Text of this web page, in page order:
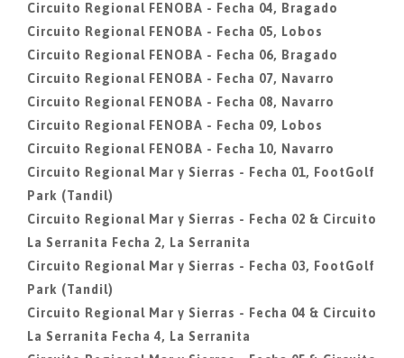
Circuito Regional FENOBA - Fecha 04, Bragado
Circuito Regional FENOBA - Fecha 05, Lobos
Circuito Regional FENOBA - Fecha 06, Bragado
Circuito Regional FENOBA - Fecha 07, Navarro
Circuito Regional FENOBA - Fecha 08, Navarro
Circuito Regional FENOBA - Fecha 09, Lobos
Circuito Regional FENOBA - Fecha 10, Navarro
Circuito Regional Mar y Sierras - Fecha 01, FootGolf
Park (Tandil)
Circuito Regional Mar y Sierras - Fecha 02 & Circuito
La Serranita Fecha 2, La Serranita
Circuito Regional Mar y Sierras - Fecha 03, FootGolf
Park (Tandil)
Circuito Regional Mar y Sierras - Fecha 04 & Circuito
La Serranita Fecha 4, La Serranita